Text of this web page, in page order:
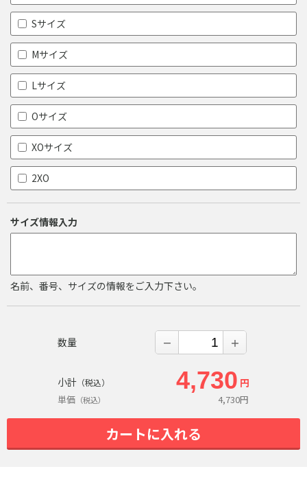
Sサイズ
Mサイズ
Lサイズ
Oサイズ
XOサイズ
2XO
サイズ情報入力
名前、番号、サイズの情報をご入力下さい。
数量 － ＋
小計 （税込） 4,730 円
単価 （税込） 4,730円
カートに入れる